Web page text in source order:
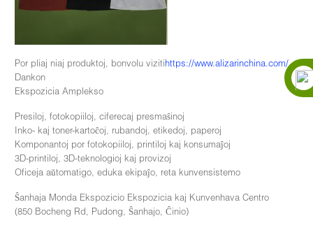
Por pliaj niaj produktoj, bonvolu vizitihttps://www.alizarinchina.com/
Dankon
Ekspozicia Amplekso
Presiloj, fotokopiiloj, ciferecaj presmaŝinoj
Inko- kaj toner-kartoĉoj, rubandoj, etikedoj, paperoj
Komponantoj por fotokopiiloj, printiloj kaj konsumaĵoj
3D-printiloj, 3D-teknologioj kaj provizoj
Oficeja aŭtomatigo, eduka ekipaĵo, reta kunvensistemo
Ŝanhaja Monda Ekspozicio Ekspozicia kaj Kunvenhava Centro
(850 Bocheng Rd, Pudong, Ŝanhajo, Ĉinio)